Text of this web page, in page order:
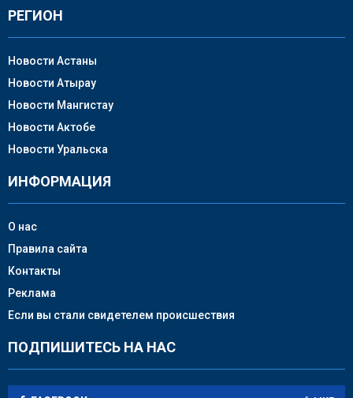
РЕГИОН
Новости Астаны
Новости Атырау
Новости Мангистау
Новости Актобе
Новости Уральска
ИНФОРМАЦИЯ
О нас
Правила сайта
Контакты
Реклама
Если вы стали свидетелем происшествия
ПОДПИШИТЕСЬ НА НАС